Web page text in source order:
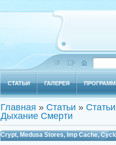
СТАТЬИ ГАЛЕРЕЯ
Главная » Статьи »
Дыхание Смерти
Crypt, Medusa Stores, Imp Cache,